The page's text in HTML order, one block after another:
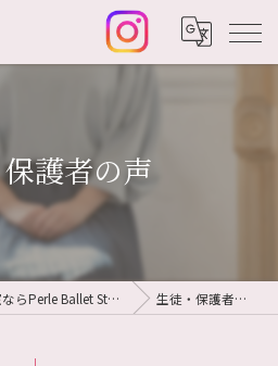
護者の声
東京都日野市のバレエ教室ならPerle Ballet Studio 生徒・保護者の声